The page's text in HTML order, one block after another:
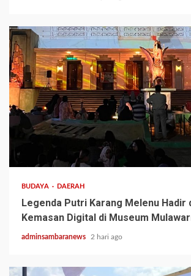
BUDAYA DAERAH
Legenda Putri Karang Melenu Hadir
Kemasan Digital di Museum
adminsambaranews 2 hari ago